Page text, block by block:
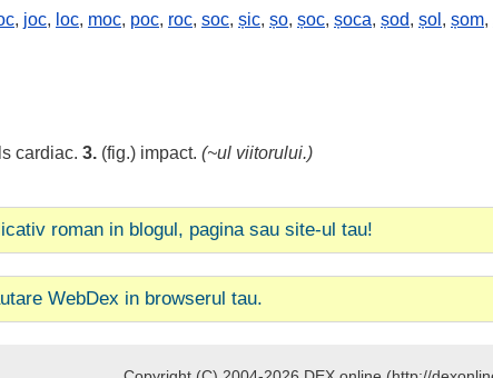
, joc, loc, moc, poc, roc, soc, șic, șo, șoc, șoca, șod, șol , șom,
cardiac. 3. (fig.) impact. (~ul viitorului.)
roman in blogul, pagina sau site-ul tau!
WebDex in browserul tau.